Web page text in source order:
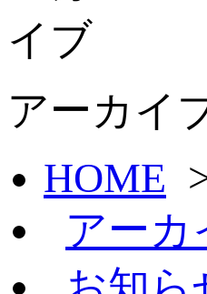
アーカイ
HOME
アーカ